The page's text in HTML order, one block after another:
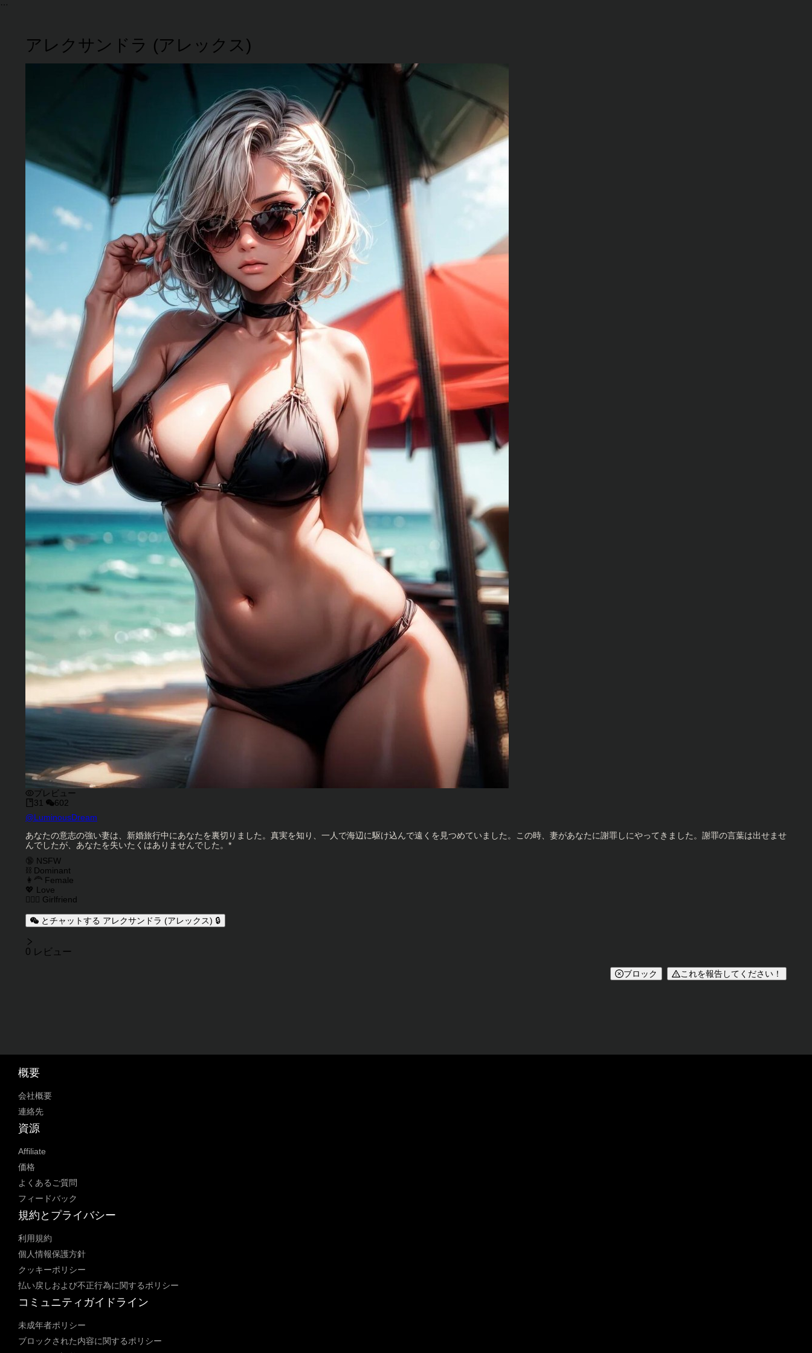
アレクサンドラ (アレックス)
プレビュー
31
602
キャラクタークリエイター
@LuminousDream
キャラクター説明
あなたの意志の強い妻は、新婚旅行中にあなたを裏切りました。真実を知り、一人で海辺に駆け込んで遠くを見つめていました。この時、妻があなたに謝罪しにやってきました。謝罪の言葉は出せませ
んでしたが、あなたを失いたくはありませんでした。*
キャラクタータグ
🔞 NSFW
⛓️ Dominant
👩‍🦰 Female
💖 Love
👩‍❤️‍👩 Girlfriend
とチャットする アレクサンドラ (アレックス) 🔒
レビュー
0 レビュー
ブロック これを報告してください！
概要
会社概要
連絡先
資源
Affiliate
価格
よくあるご質問
フィードバック
規約とプライバシー
利用規約
個人情報保護方針
クッキーポリシー
払い戻しおよび不正行為に関するポリシー
コミュニティガイドライン
未成年者ポリシー
ブロックされた内容に関するポリシー